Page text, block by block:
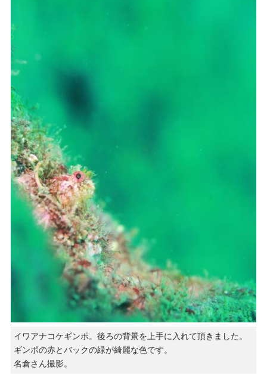
イワアナコケギンポ。後ろの背景を上手に入れて頂きました。
ギンポの赤とバックの緑が綺麗な色です。
名倉さん撮影。